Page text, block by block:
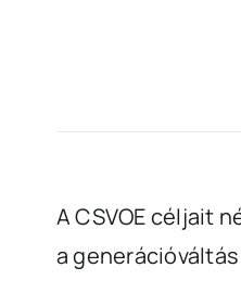
A CSVOE céljait
a